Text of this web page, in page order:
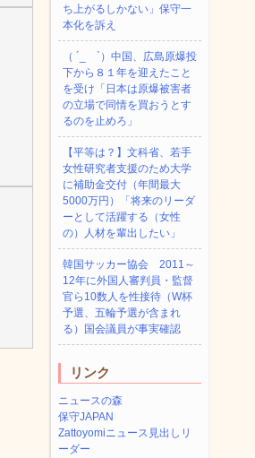
ち上がるしかない」保守一
本化を訴え
（ ´_ゝ`）中国、広島原爆投
下から８１年を迎えたこと
を受け「日本は原爆被害者
の立場で同情を買おうとす
るのを止めろ」
【平等は？】文科省、若手
女性研究者支援のため大学
に補助金交付（年間最大
5000万円）「将来のリーダ
ーとして活躍する（女性
の）人材を輩出したい」
韓国サッカー協会 2011～
12年に外国人審判員・監督
官ら10数人を性接待（W杯
予選、五輪予選が含まれ
る）国会議員が事実確認
リンク
ニュースの森
保守JAPAN
Zattoyomiニュース見出しリ
ーダー